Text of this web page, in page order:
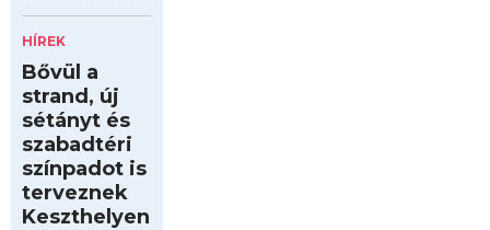
HÍREK
Bővül a
strand, új
sétányt és
szabadtéri
színpadot is
terveznek
Keszthelyen